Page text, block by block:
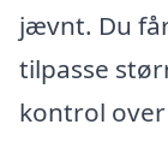
jævnt. Du
tilpasse
kontrol